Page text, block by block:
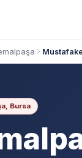
Bursa